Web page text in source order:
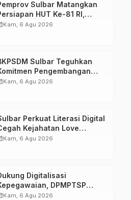
Sulbar Matangkan
HUT Ke-81 RI,
Upacara di Lapangan
Kam, 6 Agu 2026
Sulbar Teguhkan
Pengembangan
ASN melalui
Kam, 6 Agu 2026
Perkuat Literasi Digital
Kejahatan Love
Kam, 6 Agu 2026
Digitalisasi
DPMPTSP
Siap Terapkan Aplikasi
Kam, 6 Agu 2026